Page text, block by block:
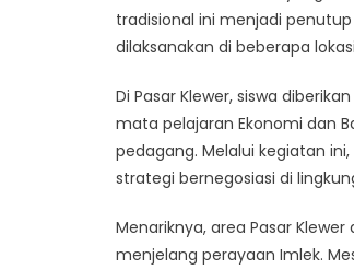
tradisional ini menjadi
dilaksanakan di beberapa
Di Pasar Klewer, siswa
mata pelajaran Ekonomi dan
pedagang. Melalui kegiatan
strategi bernegosiasi di
Menariknya, area Pasar
menjelang perayaan Imlek.